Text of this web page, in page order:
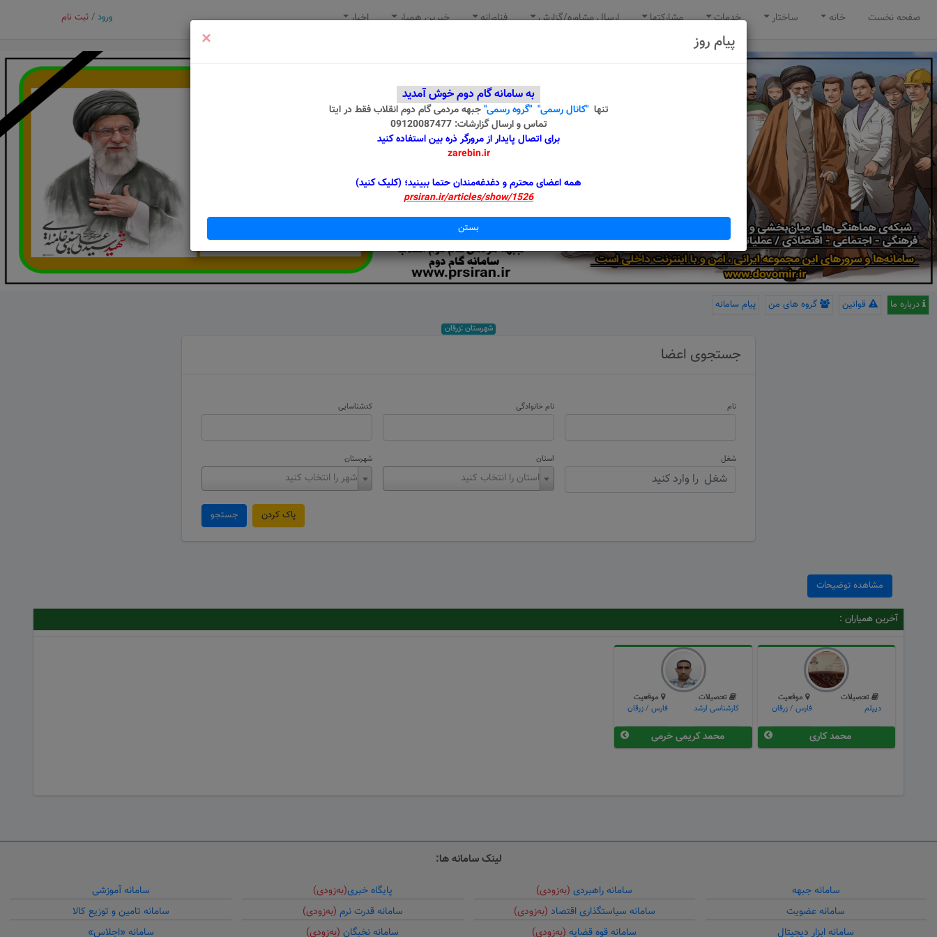
صفحه نخست خانه ساختار خدمات مشارکتها ارسال مشاوره/گزارش فناورانه خیرین همیار اخبار ورود / ثبت نام
درباره ما قوانین گروه های من پیام سامانه
شهرستان :زرقان
جستجوی اعضا
نام نام خانوادگی کدشناسایی
شغل استان
استان را انتخاب کنید
شهرستان
شهر را انتخاب کنید
جستجو پاک کردن
مشاهده توضیحات
آخرین همیاران :
تحصیلات
دیپلم
موقعیت
فارس/زرقان
محمد کاری
تحصیلات
کارشناسی ارشد
موقعیت
فارس /زرقان
محمد کریمی خرمی
لینک سامانه ها:
سامانه جبهه
سامانه عضویت
سامانه ابزار دیجیتال
سامانه راهبردی (به‌زودی)
سامانه سیاستگذاری اقتصاد (به‌زودی)
سامانه قوه قضایه (به‌زودی)
پایگاه خبری(به‌زودی)
سامانه قدرت نرم (به‌زودی)
سامانه نخبگان (به‌زودی)
سامانه آموزشی
سامانه تامین و توزیع کالا
سامانه «اجلاس»
پیام روز ×
به سامانه گام دوم خوش آمدید
تنها"کانال رسمی" "گروه رسمی"جبهه مردمی گام دوم انقلابفقط در ایتا
تماس و ارسال گزارشات: 09120087477
برای اتصال پایدار از مرورگر ذره بین استفاده کنید
zarebin.ir
همه اعضای محترم و دغدغه‌مندان حتما ببینید؛ (کلیک کنید)
prsiran.ir/articles/show/1526
بستن